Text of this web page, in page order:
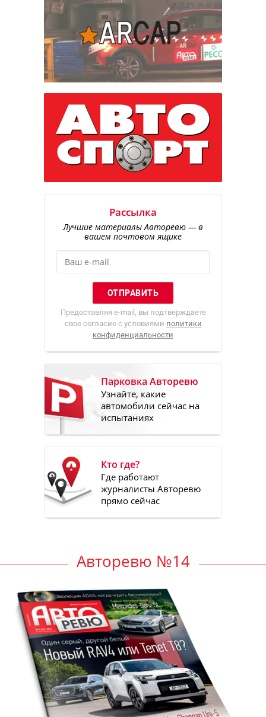
Рассылка
Лучшие материалы Авторевю — в
вашем почтовом ящике
Предоставляя e-mail, вы подтверждаете
свое согласие с условиями политики
конфиденциальности
Парковка Авторевю
Узнайте, какие
автомобили сейчас на
испытаниях
Кто где?
Где работают
журналисты Авторевю
прямо сейчас
Авторевю №14